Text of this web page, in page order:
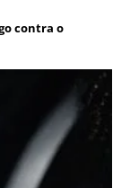
contra o